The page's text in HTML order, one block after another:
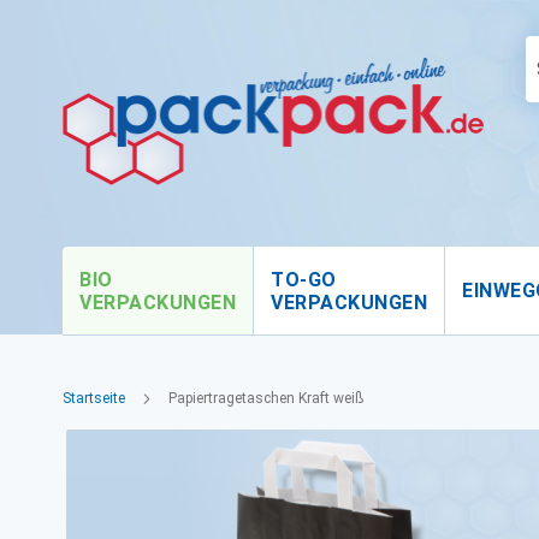
BIO
VERPACKUNGEN
TO-GO
VERPACKUNGEN
Startseite Papiertragetaschen Kraft weiß